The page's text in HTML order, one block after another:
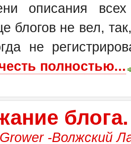
описания
блогов не вел,
не
полностью...
блога.
Grower -Волжский